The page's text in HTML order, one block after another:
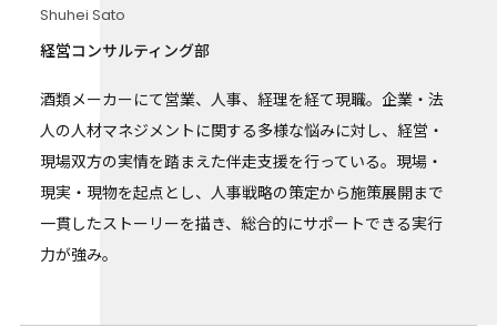
Shuhei Sato
経営コンサルティング部
酒類メーカーにて営業、人事、経理を経て現職。企業・法
人の人材マネジメントに関する多様な悩みに対し、経営・
現場双方の実情を踏まえた伴走支援を行っている。現場・
現実・現物を起点とし、人事戦略の策定から施策展開まで
一貫したストーリーを描き、総合的にサポートできる実行
力が強み。